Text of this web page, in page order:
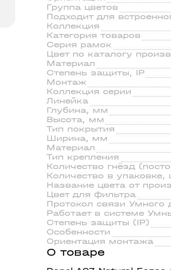
Группа цветов
Подходит для
Коллекция
Категория товаров
Серия рамок
Цвeт по каталогу
Материал
Степень зaщиты, IP
Монтаж
Коллекция серии
Линейка
Глубина, мм
Высота, мм
Тип покрытия
Ширина, мм
Материал
Тип крепления
Количество гнёзд
Количество в упаковке,
Название цвета от
Цвет для фильтра
Протокол связи Умного
Работает в системе
Степень защиты (IP)
Особенности
Ориентация монтажа
О товаре